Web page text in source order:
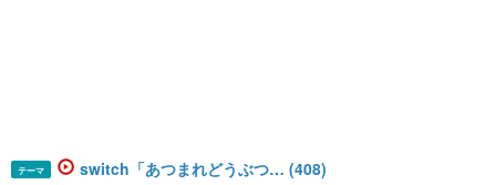
テーマ switch「あつまれどうぶつ… (408)